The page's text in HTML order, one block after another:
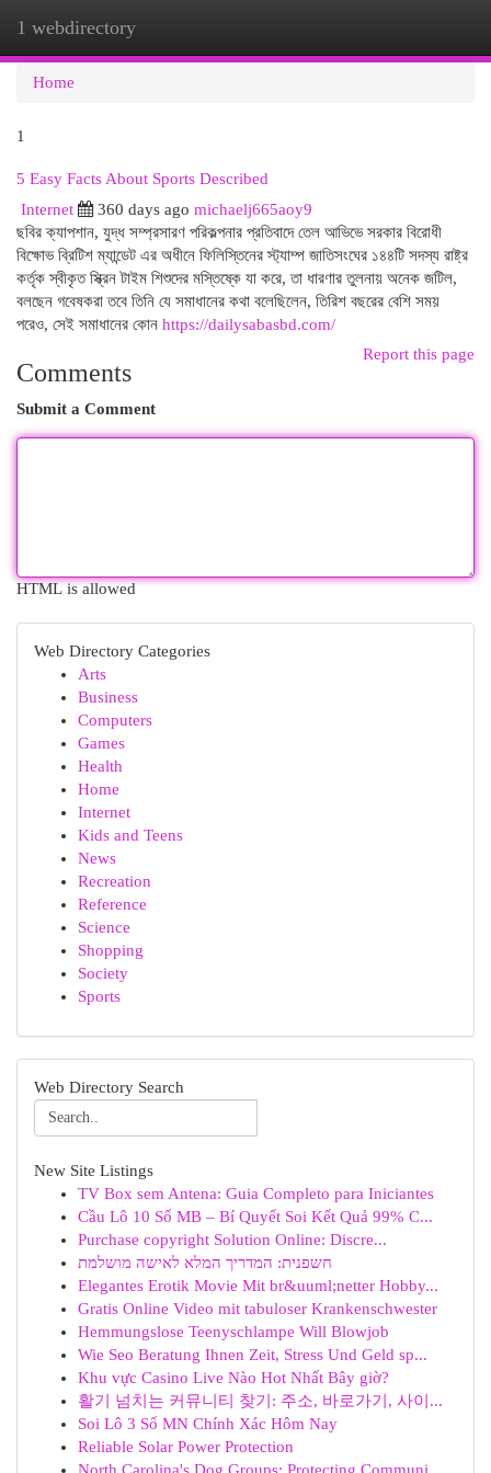
1 webdirectory
Home
1
5 Easy Facts About Sports Described
Internet
360 days ago michaelj665aoy9
ছবির ক্যাপশান, যুদ্ধ সম্প্রসারণ পরিকল্পনার প্রতিবাদে তেল আভিভে সরকার বিরোধী
বিক্ষোভ ব্রিটিশ ম্যান্ডেট এর অধীনে ফিলিস্তিনের স্ট্যাম্প জাতিসংঘের ১৪৪টি সদস্য রাষ্ট্র
কর্তৃক স্বীকৃত স্ক্রিন টাইম শিশুদের মস্তিষ্কে যা করে, তা ধারণার তুলনায় অনেক জটিল,
বলছেন গবেষকরা তবে তিনি যে সমাধানের কথা বলেছিলেন, তিরিশ বছরের বেশি সময়
পরেও, সেই সমাধানের কোন https://dailysabasbd.com/
Report this page
Comments
Submit a Comment
HTML is allowed
Web Directory Categories
Arts
Business
Computers
Games
Health
Home
Internet
Kids and Teens
News
Recreation
Reference
Science
Shopping
Society
Sports
Web Directory Search
New Site Listings
TV Box sem Antena: Guia Completo para Iniciantes
Cầu Lô 10 Số MB – Bí Quyết Soi Kết Quả 99% C...
Purchase copyright Solution Online: Discre...
חשפנית: המדריך המלא לאישה מושלמת
Elegantes Erotik Movie Mit br&uuml;netter Hobby...
Gratis Online Video mit tabuloser Krankenschwester
Hemmungslose Teenyschlampe Will Blowjob
Wie Seo Beratung Ihnen Zeit, Stress Und Geld sp...
Khu vực Casino Live Nào Hot Nhất Bây giờ?
활기 넘치는 커뮤니티 찾기: 주소, 바로가기, 사이...
Soi Lô 3 Số MN Chính Xác Hôm Nay
Reliable Solar Power Protection